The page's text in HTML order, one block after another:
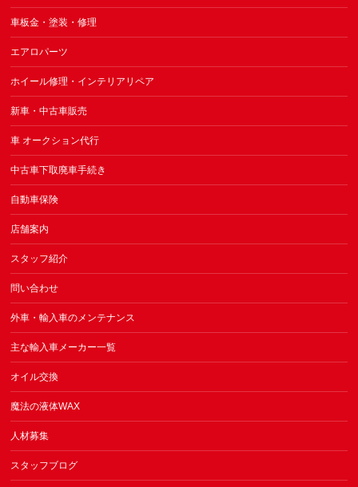
車板金・塗装・修理
エアロパーツ
ホイール修理・インテリアリペア
新車・中古車販売
車 オークション代行
中古車下取廃車手続き
自動車保険
店舗案内
スタッフ紹介
問い合わせ
外車・輸入車のメンテナンス
主な輸入車メーカー一覧
オイル交換
魔法の液体WAX
人材募集
スタッフブログ